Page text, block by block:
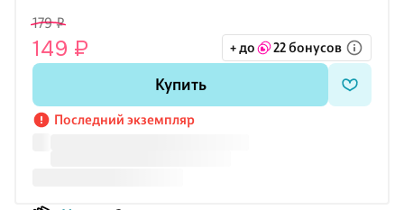
179 ₽
149 ₽ + до 22 бонусов
Купить
Последний экземпляр